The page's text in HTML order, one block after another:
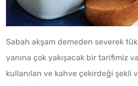
Sabah akşam demeden severek
yanına çok yakışacak bir tarifimiz
kullanılan ve kahve çekirdeği şekli